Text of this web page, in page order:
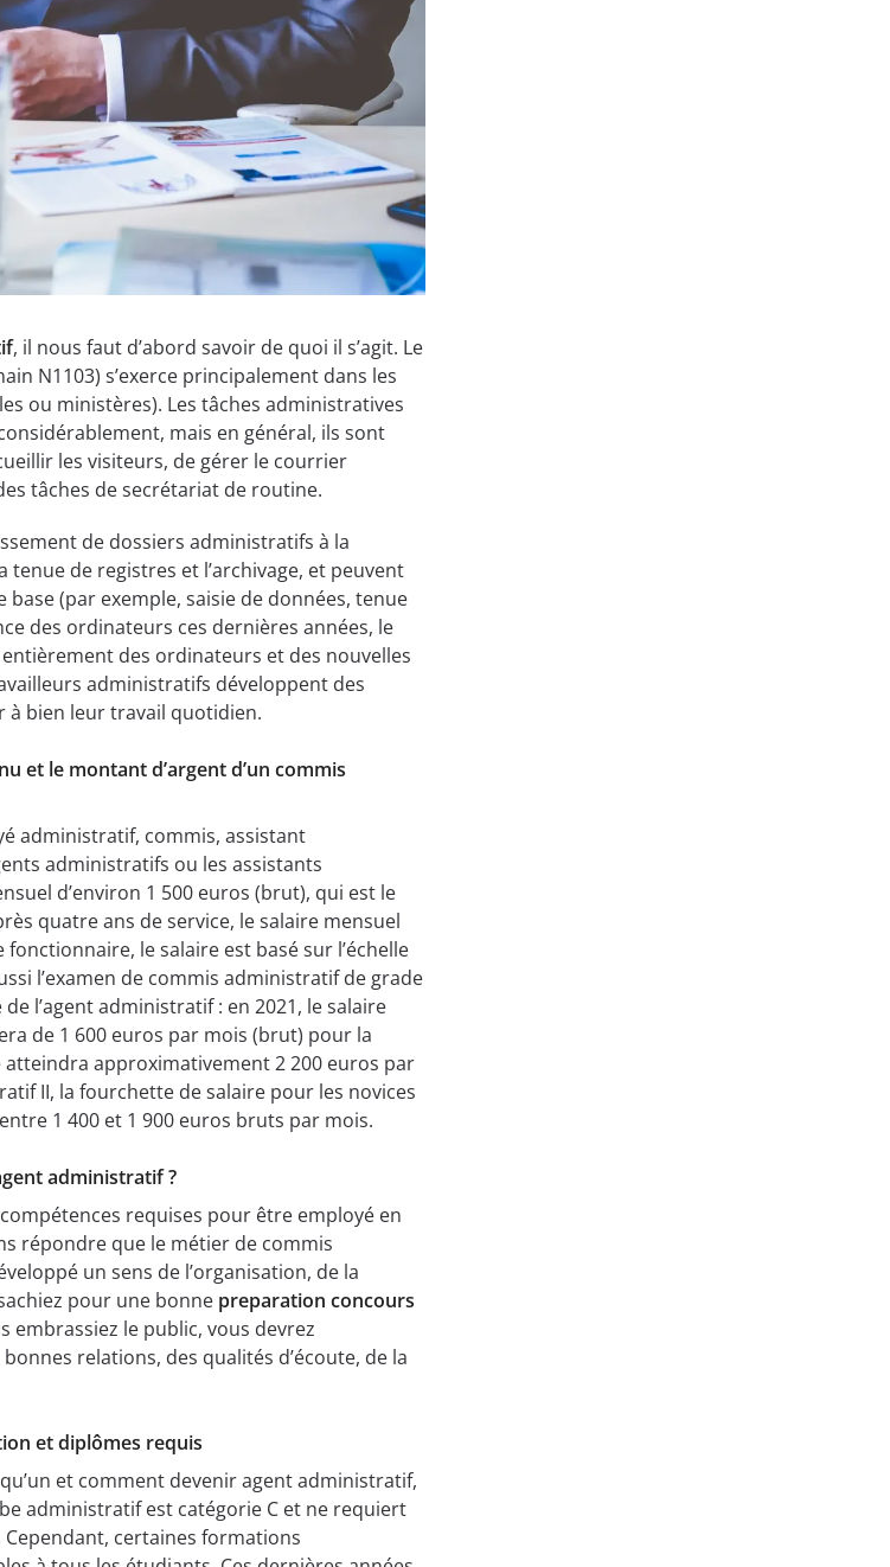
, il nous faut d’abord savoir de quoi il s’agit. Le
N1103) s’exerce principalement dans les
ou ministères). Les tâches administratives
mais en général, ils sont
les visiteurs, de gérer le courrier
tâches de secrétariat de routine.
de dossiers administratifs à la
de registres et l’archivage, et peuvent
(par exemple, saisie de données, tenue
des ordinateurs ces dernières années, le
des ordinateurs et des nouvelles
administratifs développent des
à bien leur travail quotidien.
et le montant d’argent d’un commis
administratif, commis, assistant
administratifs ou les assistants
d’environ 1 500 euros (brut), qui est le
quatre ans de service, le salaire mensuel
le salaire est basé sur l’échelle
l’examen de commis administratif de grade
l’agent administratif : en 2021, le salaire
de 1 600 euros par mois (brut) pour la
approximativement 2 200 euros par
II, la fourchette de salaire pour les novices
1 400 et 1 900 euros bruts par mois.
administratif ?
requises pour être employé en
répondre que le métier de commis
un sens de l’organisation, de la
pour une bonne preparation concours
embrassiez le public, vous devrez
relations, des qualités d’écoute, de la
et diplômes requis
et comment devenir agent administratif,
administratif est catégorie C et ne requiert
Cependant, certaines formations